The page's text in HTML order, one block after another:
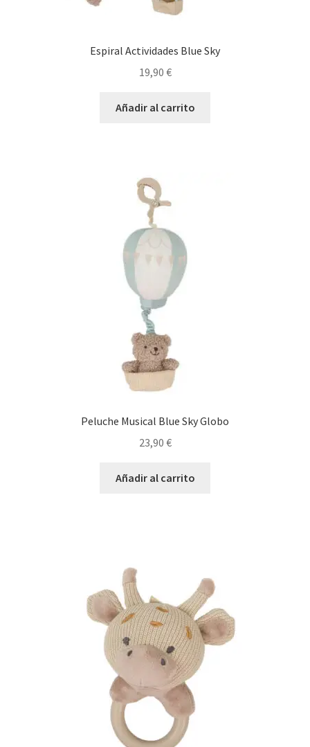
Espiral Actividades Blue Sky
19,90 €
Añadir al carrito
Peluche Musical Blue Sky Globo
23,90 €
Añadir al carrito